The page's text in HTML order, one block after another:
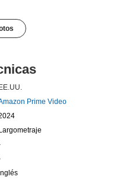
EE.UU.
Prime Video
Largometraje
Inglés